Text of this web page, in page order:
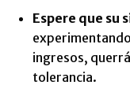
Espere que su
ingresos, querrá
tolerancia.